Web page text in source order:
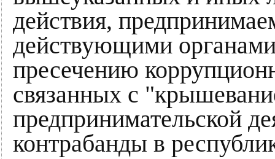
действия,
действующими
пресечению
связанных с
предпринимательской
контрабанды в